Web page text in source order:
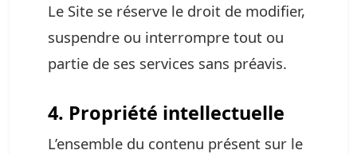
Le Site se réserve le droit de modifier,
suspendre ou interrompre tout ou
partie de ses services sans préavis.
4. Propriété intellectuelle
L’ensemble du contenu présent sur le